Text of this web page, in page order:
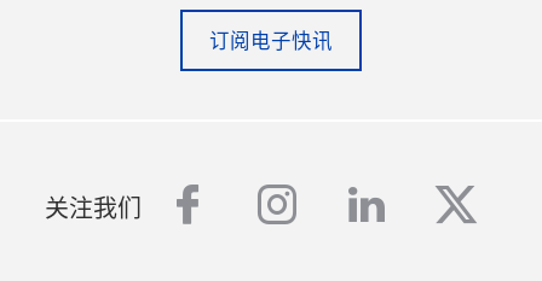
订阅电子快讯
关注我们 facebook
instagram
linkedin